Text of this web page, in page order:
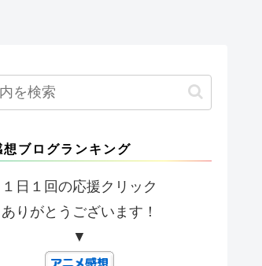
想ブログランキング
１日１回の応援クリック
ありがとうございます！
▼